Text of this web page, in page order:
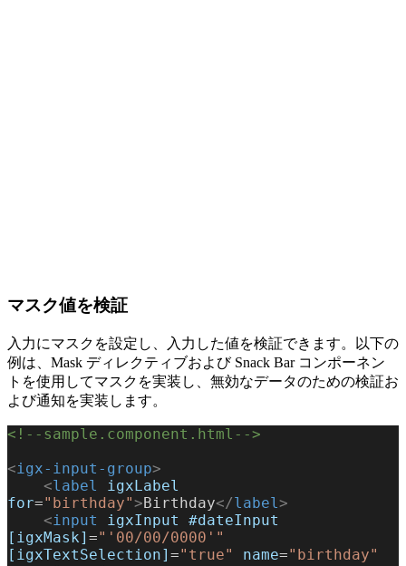
マスク値を検証
入力にマスクを設定し、入力した値を検証できます。以下の
例は、Mask ディレクティブおよび Snack Bar コンポーネン
トを使用してマスクを実装し、無効なデータのための検証お
よび通知を実装します。
<!--sample.component.html-->
<igx-input-group>
    <
label
igxLabel
for="birthday">Birthday</label >
    <
input igxInput
#dateInput
[igxMask] ="'00/00/0000'"
[igxTextSelection] ="true" name="birthday"